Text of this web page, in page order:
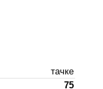
тачке
75